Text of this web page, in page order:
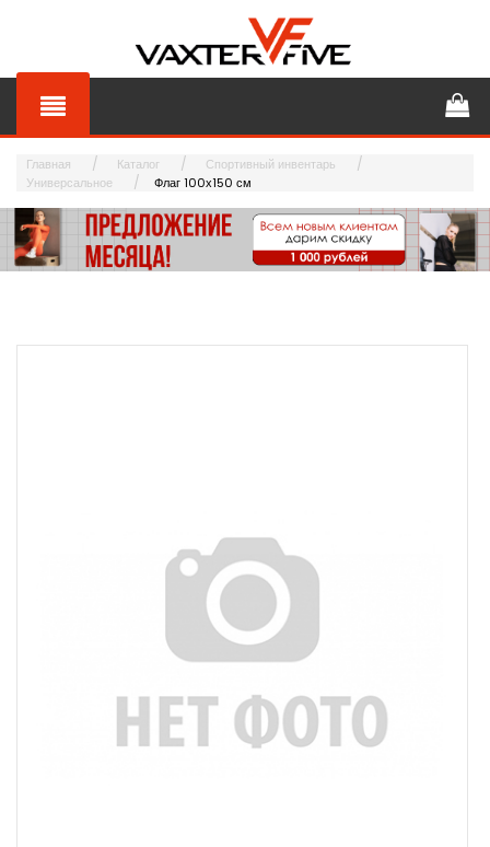
Главная Каталог
Спортивный инвентарь
Универсальное
Флаг 100х150 см